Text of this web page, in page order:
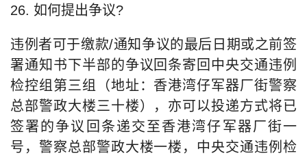
26. 如何提出争议?
违例者可于缴款/通知争议的最后日期或之前签
署通知书下半部的争议回条寄回中央交通违例
检控组第三组（地址：香港湾仔军器厂街警察
总部警政大楼三十楼），亦可以投递方式将已
签署的争议回条递交至香港湾仔军器厂街一
号，警察总部警政大楼一楼，中央交通违例检